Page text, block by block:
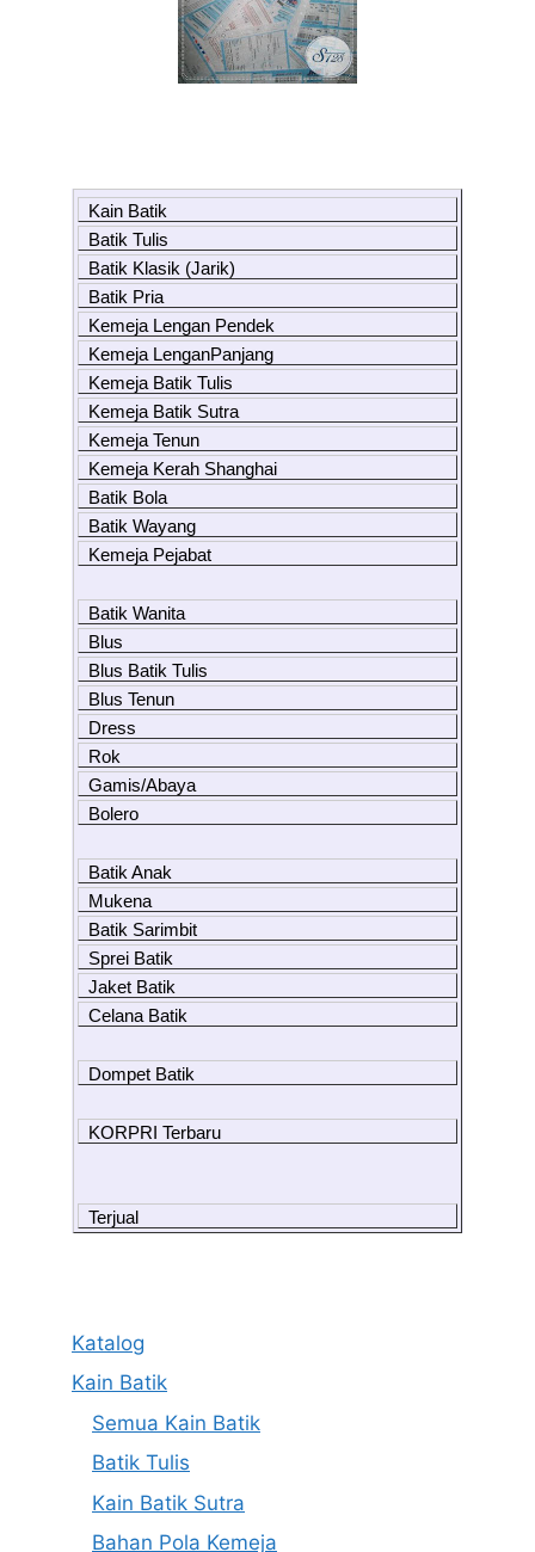
Kain Batik
Batik Tulis
Batik Klasik (Jarik)
Batik Pria
Kemeja Lengan Pendek
Kemeja LenganPanjang
Kemeja Batik Tulis
Kemeja Batik Sutra
Kemeja Tenun
Kemeja Kerah Shanghai
Batik Bola
Batik Wayang
Kemeja Pejabat
Batik Wanita
Blus
Blus Batik Tulis
Blus Tenun
Dress
Rok
Gamis/Abaya
Bolero
Batik Anak
Mukena
Batik Sarimbit
Sprei Batik
Jaket Batik
Celana Batik
Dompet Batik
KORPRI Terbaru
Terjual
Katalog
Kain Batik
Semua Kain Batik
Batik Tulis
Kain Batik Sutra
Bahan Pola Kemeja